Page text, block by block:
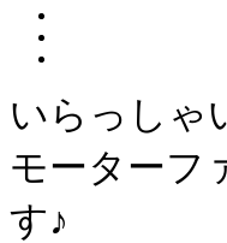
いらっしゃ
モーターフ
す♪